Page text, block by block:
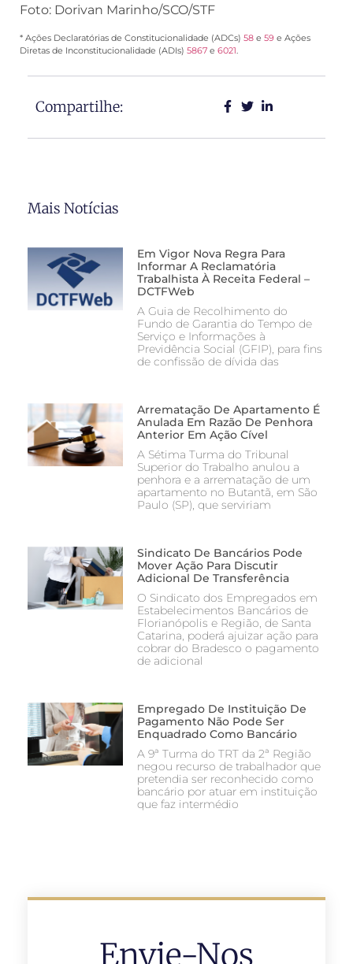
Foto: Dorivan Marinho/SCO/STF
* Ações Declaratórias de Constitucionalidade (ADCs) 58 e 59 e Ações
Diretas de Inconstitucionalidade (ADIs) 5867 e 6021
Compartilhe:
Mais Notícias
Em Vigor Nova Regra Para
Informar A Reclamatória
Trabalhista À Receita Federal –
DCTFWeb
A Guia de Recolhimento do
Fundo de Garantia do Tempo de
Serviço e Informações à
Previdência Social (GFIP), para fins
de confissão de dívida das
Arrematação De Apartamento É
Anulada Em Razão De Penhora
Anterior Em Ação Cível
A Sétima Turma do Tribunal
Superior do Trabalho anulou a
penhora e a arrematação de um
apartamento no Butantã, em São
Paulo (SP), que serviriam
Sindicato De Bancários Pode
Mover Ação Para Discutir
Adicional De Transferência
O Sindicato dos Empregados em
Estabelecimentos Bancários de
Florianópolis e Região, de Santa
Catarina, poderá ajuizar ação para
cobrar do Bradesco o pagamento
de adicional
Empregado De Instituição De
Pagamento Não Pode Ser
Enquadrado Como Bancário
A 9ª Turma do TRT da 2ª Região
negou recurso de trabalhador que
pretendia ser reconhecido como
bancário por atuar em instituição
que faz intermédio
Envie-Nos